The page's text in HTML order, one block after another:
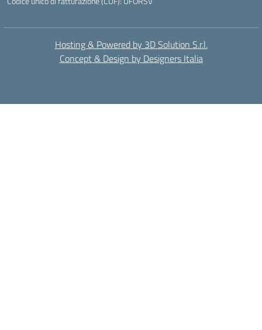
Hosting & Powered by 3D Solution S.r.l.
Concept & Design by Designers Italia